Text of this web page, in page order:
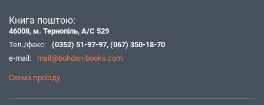
Книга поштою:
46008, м. Тернопіль, А/С 529
Тел./факс:
(0352) 51-97-97, (067) 350-18-70
e-mail:
mail@bohdan-books.com
Схема проїзду